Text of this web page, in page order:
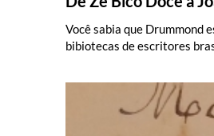
Você sabia que Drummond
bibiotecas de escritores